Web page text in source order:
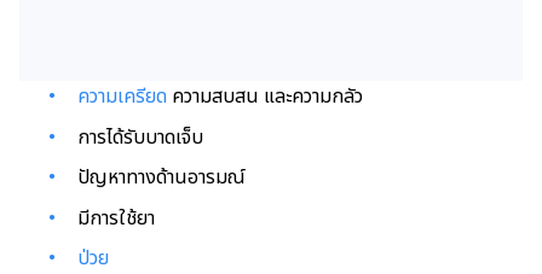
ความเครียด ความสบสน และความกลัว
การได้รับบาดเจ็บ
ปัญหาทางด้านอารมณ์
มีการใช้ยา
ป่วย